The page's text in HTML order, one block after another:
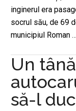
inginerul era
socrul său, de 69
municipiul Roman …
Un
să-l